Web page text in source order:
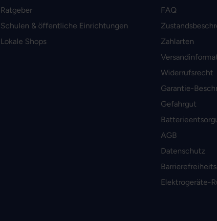
Ratgeber
Schulen & öffentliche Einrichtungen
Lokale Shops
FAQ
Zahlarten
Widerrufsrecht
Garantie-
Gefahrgut
AGB
Datenschutz
Elektrogeräte-